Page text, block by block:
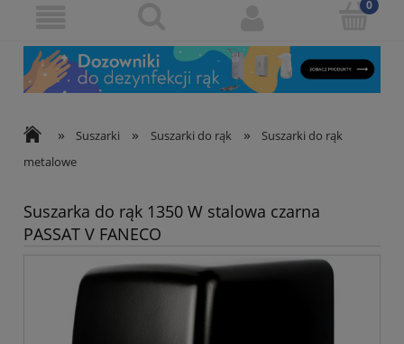
» Suszarki » Suszarki do rąk »
Suszarki do rąk
metalowe
Suszarka do rąk 1350 W stalowa czarna
PASSAT V FANECO